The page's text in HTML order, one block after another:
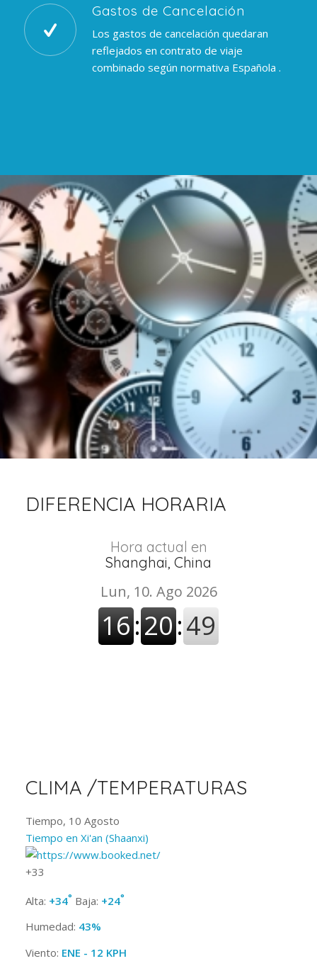
Gastos de Cancelación
Los gastos de cancelación quedaran
reflejados en contrato de viaje
combinado según normativa Española .
DIFERENCIA HORARIA
Hora actual en
Shanghai, China
CLIMA /TEMPERATURAS
Tiempo, 10 Agosto
Tiempo en Xi'an (Shaanxi)
+33
Alta: +34° Baja: +24°
Humedad: 43%
Viento: ENE - 12 KPH